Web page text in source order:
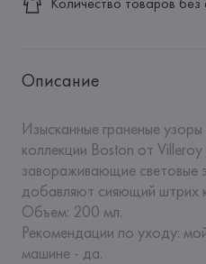
Описание
Изысканные граненые
коллекции Boston от
завораживающие световые
добавляют сияющий штрих
Объем: 200 мл.
Рекомендации по уходу:
машине - да.